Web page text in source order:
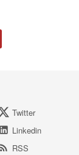
Twitter
Linkedin
RSS